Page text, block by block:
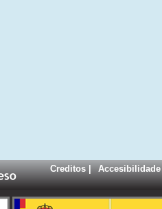
Creditos| Accesibilidade